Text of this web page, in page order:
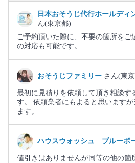
日本おそうじ代行ホールディ
ん(東京都)
ご予約頂いた際に、不要の箇所をご
の対応も可能です。
おそうじファミリー さん(東
最初に見積りを依頼して頂き相談す
す。 依頼業者にもよると思います
ます。
ハウスウォッシュ ブルーポ
値引きはありませんが同等の他の箇